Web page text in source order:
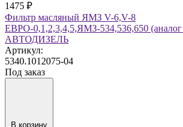
1475 ₽
Фильтр масляный ЯМЗ V-6,V-8
ЕВРО-0,1,2,3,4,5,ЯМЗ-534,536,650 (аналог
АВТОДИЗЕЛЬ
Артикул:
5340.1012075-04
Под заказ
В корзину